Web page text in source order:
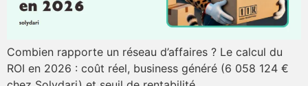
Combien rapporte un réseau d’affaires ? Le calcul du
ROI en 2026 : coût réel, business généré (6 058 124 €